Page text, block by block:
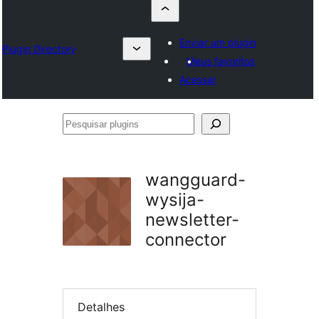
Plugin Directory
Enviar um plugin
Meus favoritos
Acessar
Pesquisar
wangguard-
wysija-
newsletter-
connector
Detalhes